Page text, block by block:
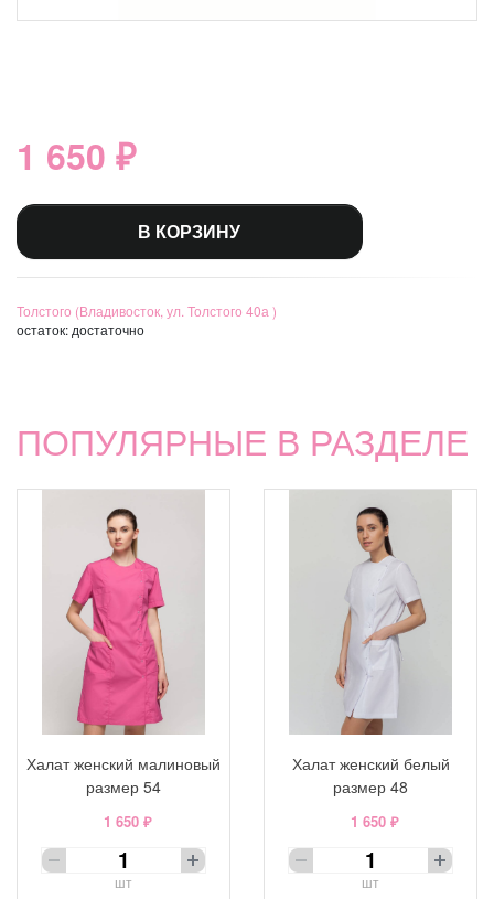
1 650 ₽
В КОРЗИНУ
Толстого (Владивосток, ул. Толстого 40а )
остаток: достаточно
ПОПУЛЯРНЫЕ В РАЗДЕЛЕ
Халат женский малиновый
размер 54
1 650 ₽
шт
Халат женский белый
размер 48
1 650 ₽
шт